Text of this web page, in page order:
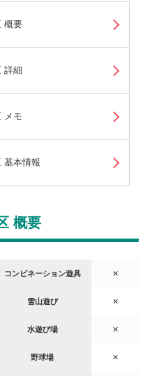
概要
詳細
メモ
基本情報
概要
コンビネーション遊具 ✕
雪山遊び ✕
水遊び場 ✕
野球場 ✕